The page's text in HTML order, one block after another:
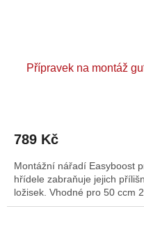
Přípravek na montáž
789 Kč
Montážní nářadí Easyboost
hřídele zabraňuje jejich
ložisek. Vhodné pro 50 ccm